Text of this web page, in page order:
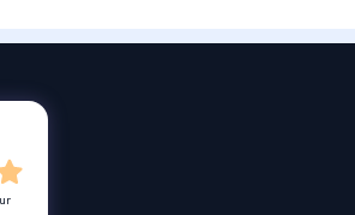
votre voiture à